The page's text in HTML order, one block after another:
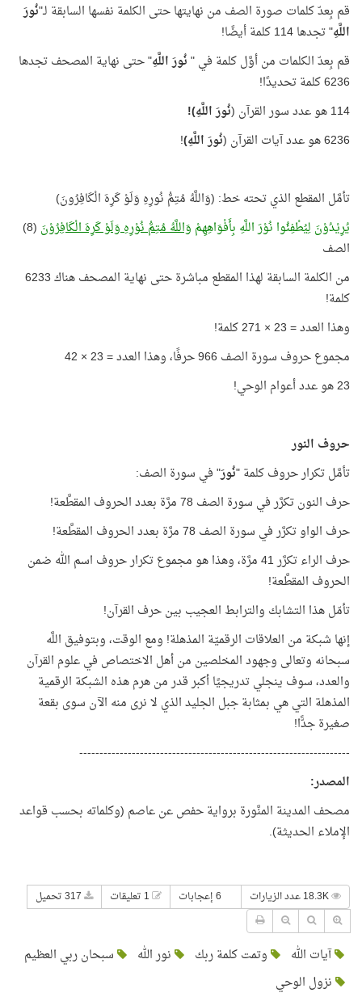
قم بِعدّ كلمات صورة الصف من نهايتها حتى الكلمة نفسها السابقة لـ"نُورَ
اللَّهِ" تجدها 114 كلمة أيضًا!
قم بِعدّ الكلمات من أوَّل كلمة في "نُورَ اللَّهِ" حتى نهاية المصحف تجدها
6236 كلمة تحديدًا!
114 هو عدد سور القرآن (
نُورَ اللَّهِ)!
6236 هو عدد آيات القرآن (
نُورَ اللَّهِ)!
تأمَّل المقطع الذي تحته خط: (وَاللَّهُ مُتِمُّ نُورِهِ وَلَوْ كَرِهَ الْكَافِرُونَ)
يُرِيْدُوْنَ لِيُطْفِئُوا نُوْرَ اللَّهِ بِأَفْوَاهِهِمْ وَاللَّهُ مُتِمُّ نُوْرِهِ وَلَوْ كَرِهَ الْكَافِرُوْنَ
(8)
الصف
من الكلمة السابقة لهذا المقطع مباشرة حتى نهاية المصحف هناك 6233
كلمة!
وهذا العدد = 23 × 271 كلمة!
مجموع حروف سورة الصف 966 حرفًا، وهذا العدد = 23 × 42
23 هو عدد أعوام الوحي!
حروف النور
تأمَّل تكرار حروف كلمة "نُورَ" في سورة الصف:
حرف النون تكرَّر في سورة الصف 78 مرَّة بعدد الحروف المقطَّعة!
حرف الواو تكرَّر في سورة الصف 78 مرَّة بعدد الحروف المقطَّعة!
حرف الراء تكرَّر 41 مرَّة، وهذا هو مجموع تكرار حروف اسم الله ضمن
الحروف المقطَّعة!
تأمّل هذا التشابك والترابط العجيب بين حرف القرآن!
إنها شبكة من العلاقات الرقميّة المذهلة! ومع الوقت، وبتوفيق اللَّه
سبحانه وتعالى وجهود المخلصين من أهل الاختصاص في علوم القرآن
والعدد، سوف ينجلي تدريجيًا أكبر قدر من هرم هذه الشبكة الرقمية
المذهلة التي هي بمثابة جبل الجليد الذي لا نرى منه الآن سوى بقعة
صغيرة جدًّا!
-------------------------------------------------------------------
المصدر:
مصحف المدينة المنَّورة برواية حفص عن عاصم (وكلماته بحسب قواعد
الإملاء الحديثة).
6 إعجابات
آيات الله وتمت كلمة ربك نور الله
سبحان ربي العظيم
نزول الوحي